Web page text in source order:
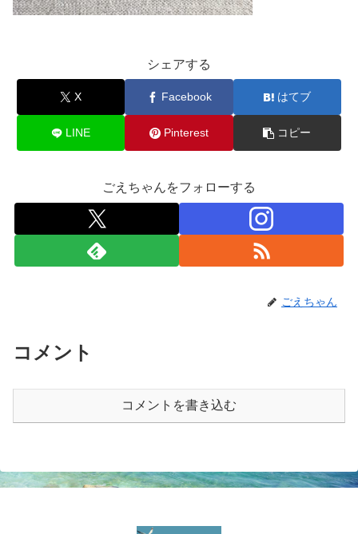
シェアする
X Facebook はてブ
LINE Pinterest コピー
ごえちゃんをフォローする
ごえちゃん
コメント
コメントを書き込む